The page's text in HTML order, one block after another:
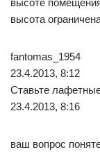
высоте
высота
fantomas_1954
23.4.2013, 8:12
Ставьте
23.4.2013, 8:16
ваш вопрос